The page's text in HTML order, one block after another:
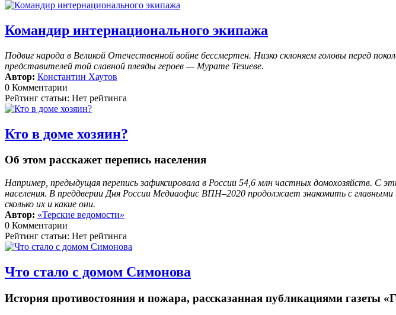
Командир интернационального экипажа
Подвиг народа в Великой Отечественной войне бессмертен. Низко склоняем головы перед
представителей той славной плеяды героев — Мурате Тезиеве.
Автор: Константин Хаутов
0 Комментарии
Рейтинг статьи: Нет рейтинга
Кто в доме хозяин?
Об этом расскажет перепись населения
Например, предыдущая перепись зафиксировала в России 54,6 млн частных домохозяйств. С
населения. В преддверии Дня России Медиаофис ВПН–2020 продолжает знакомить с
сколько их и какие они.
Автор: «Терские ведомости»
0 Комментарии
Рейтинг статьи: Нет рейтинга
Что стало с домом Симонова
История противостояния и пожара, рассказанная публикациями газеты